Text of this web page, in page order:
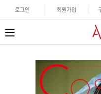
로그인 회원가입
류